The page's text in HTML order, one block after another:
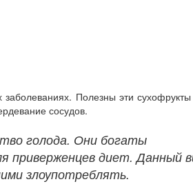
заболеваниях. Полезны эти
сосудов.
голода. Они богаты
приверженцев диет. Данный
злоупотреблять.